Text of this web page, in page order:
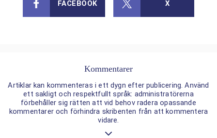
FACEBOOK X
Kommentarer
Artiklar kan kommenteras i ett dygn efter publicering. Använd
ett sakligt och respektfullt språk: administratörerna
förbehåller sig rätten att vid behov radera opassande
kommentarer och förhindra skribenten från att kommentera
vidare.